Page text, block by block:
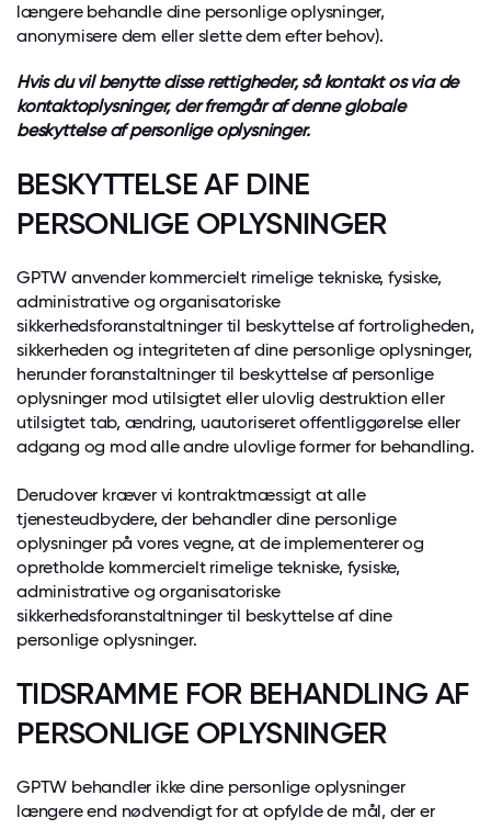
længere behandle dine personlige oplysninger,
anonymisere dem eller slette dem efter behov).
Hvis du vil benytte disse rettigheder, så kontakt os via de
kontaktoplysninger, der fremgår af denne globale
beskyttelse af personlige oplysninger.
BESKYTTELSE AF DINE
PERSONLIGE OPLYSNINGER
GPTW anvender kommercielt rimelige tekniske, fysiske,
administrative og organisatoriske
sikkerhedsforanstaltninger til beskyttelse af fortroligheden,
sikkerheden og integriteten af dine personlige oplysninger,
herunder foranstaltninger til beskyttelse af personlige
oplysninger mod utilsigtet eller ulovlig destruktion eller
utilsigtet tab, ændring, uautoriseret offentliggørelse eller
adgang og mod alle andre ulovlige former for behandling.
Derudover kræver vi kontraktmæssigt at alle
tjenesteudbydere, der behandler dine personlige
oplysninger på vores vegne, at de implementerer og
opretholde kommercielt rimelige tekniske, fysiske,
administrative og organisatoriske
sikkerhedsforanstaltninger til beskyttelse af dine
personlige oplysninger.
TIDSRAMME FOR BEHANDLING AF
PERSONLIGE OPLYSNINGER
GPTW behandler ikke dine personlige oplysninger
længere end nødvendigt for at opfylde de mål, der er